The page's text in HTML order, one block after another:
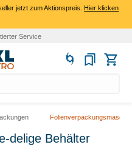
jetzt zum Aktionspreis.Hier klicken
Service
delige Behälter